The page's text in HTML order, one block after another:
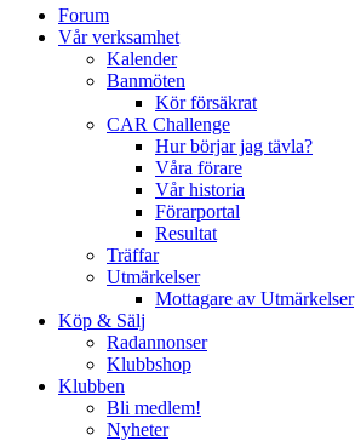
Forum
Vår verksamhet
Kalender
Banmöten
Kör försäkrat
CAR Challenge
Hur börjar jag tävla?
Våra förare
Vår historia
Förarportal
Resultat
Träffar
Utmärkelser
Mottagare av Utmärkelser
Köp & Sälj
Radannonser
Klubbshop
Klubben
Bli medlem!
Nyheter